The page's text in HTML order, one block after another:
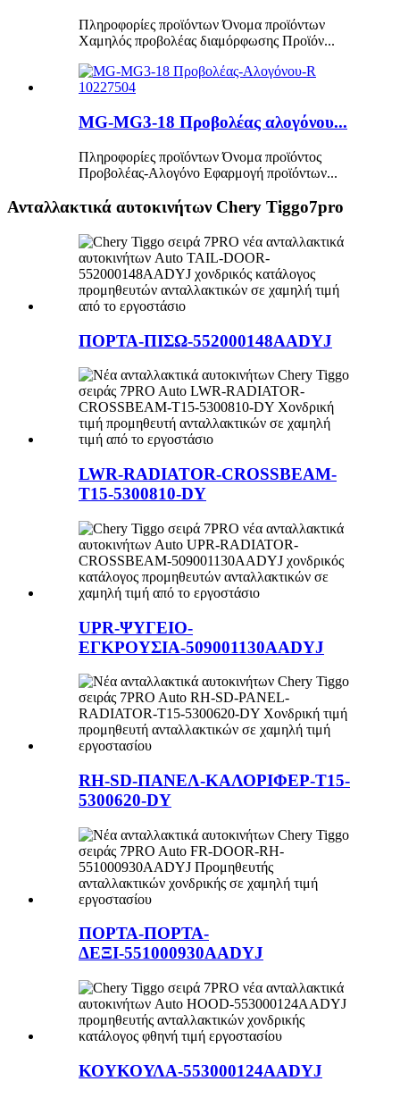
Πληροφορίες προϊόντων Όνομα προϊόντων
Χαμηλός προβολέας διαμόρφωσης Προϊόν...
MG-MG3-18 Προβολέας αλογόνου...
Πληροφορίες προϊόντων Όνομα προϊόντος
Προβολέας-Αλογόνο Εφαρμογή προϊόντων...
Ανταλλακτικά αυτοκινήτων Chery Tiggo7pro
ΠΟΡΤΑ-ΠΙΣΩ-552000148AADYJ
LWR-RADIATOR-CROSSBEAM-
T15-5300810-DY
UPR-ΨΥΓΕΙΟ-
ΕΓΚΡΟΥΣΙΑ-509001130AADYJ
RH-SD-ΠΑΝΕΛ-ΚΑΛΟΡΙΦΕΡ-T15-
5300620-DY
ΠΟΡΤΑ-ΠΟΡΤΑ-
ΔΕΞΙ-551000930AADYJ
ΚΟΥΚΟΥΛΑ-553000124AADYJ